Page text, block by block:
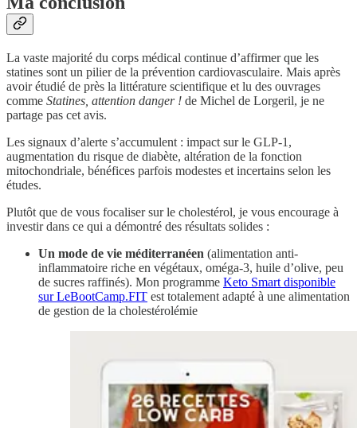
La vaste majorité du corps médical continue d’affirmer que les
statines sont un pilier de la prévention cardiovasculaire. Mais après
avoir étudié de près la littérature scientifique et lu des ouvrages
comme Statines, attention danger ! de Michel de Lorgeril, je ne
partage pas cet avis.
Les signaux d’alerte s’accumulent : impact sur le GLP-1,
augmentation du risque de diabète, altération de la fonction
mitochondriale, bénéfices parfois modestes et incertains selon les
études.
Plutôt que de vous focaliser sur le cholestérol, je vous encourage à
investir dans ce qui a démontré des résultats solides :
Un mode de vie méditerranéen (alimentation anti-
inflammatoire riche en végétaux, oméga-3, huile d’olive, peu
de sucres raffinés). Mon programme Keto Smart disponible
sur LeBootCamp.FIT est totalement adapté à une alimentation
de gestion de la cholestérolémie